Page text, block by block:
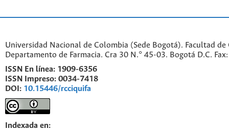
Universidad Nacional de Colombia (Sede Bogotá). Facultad de
Departamento de Farmacia. Cra 30 N.° 45-03. Bogotá D.C.
ISSN En línea: 1909-6356
ISSN Impreso: 0034-7418
DOI: 10.15446/rcciquifa
Indexada en: